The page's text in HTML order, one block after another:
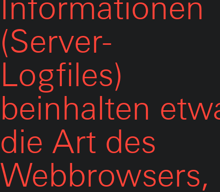
Informationen
(Server-
Logfiles)
beinhalten
die Art des
Webbrowsers,